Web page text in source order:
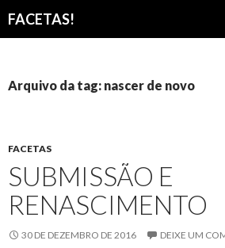
FACETAS!
CONTEÚDO
Arquivo da tag: nascer de novo
FACETAS
SUBMISSÃO E
RENASCIMENTO
30 DE DEZEMBRO DE 2016 DEIXE UM